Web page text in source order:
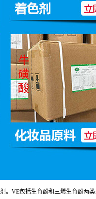
。VE包括生育酚和三烯生育酚两